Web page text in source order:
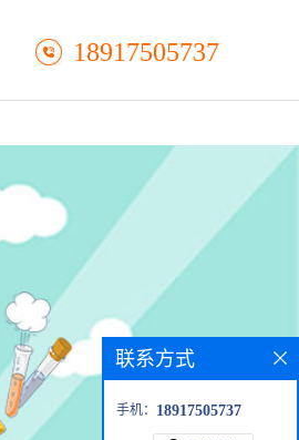
18917505737
联系方式
手机： 18917505737